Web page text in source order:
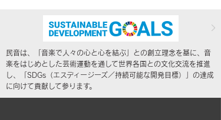
民音は、「音楽で人々の心と心を結ぶ」との創立理念を基に、音
楽をはじめとした芸術運動を通して世界各国との文化交流を推進
し、「SDGs（エスディージーズ／持続可能な開発目標）」の達成
に向けて貢献して参ります。